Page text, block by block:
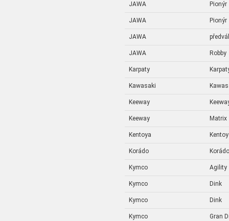
JAWA Pionýr
JAWA Pionýr
JAWA
JAWA Robby
Karpaty
Kawasaki
Keeway
Keeway Matrix
Kentoya
Korádo Korádo
Kymco Agility
Kymco Dink
Kymco Dink
Kymco Gran